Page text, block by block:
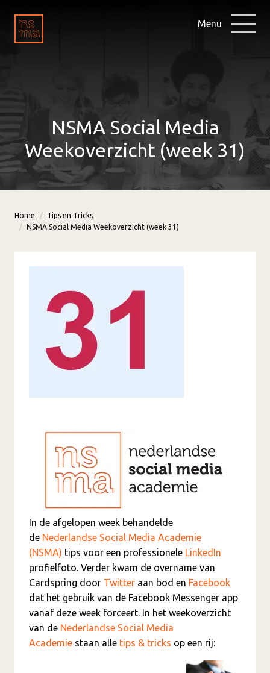
Menu
NSMA Social Media
Weekoverzicht (week 31)
Home
Tips en Tricks
NSMA Social Media Weekoverzicht (week 31)
In de afgelopen week behandelde
de Nederlandse Social Media Academie
(NSMA) tips voor een professionele LinkedIn
profielfoto. Verder kwam de overname van
Cardspring door Twitter aan bod en Facebook
dat het gebruik van de Facebook Messenger app
vanaf deze week forceert. In het weekoverzicht
van de Nederlandse Social Media
Academie staan alle tips & tricks op een rij: